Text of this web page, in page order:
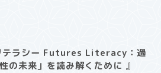
テラシー Futures Literacy：過
の未来」を読み解くために 』